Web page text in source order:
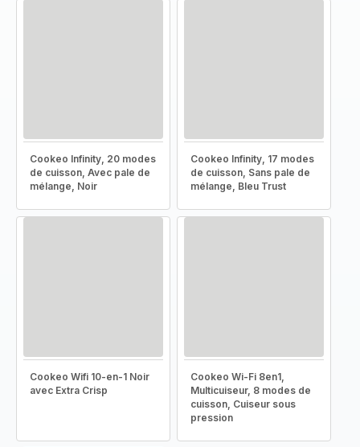
Cookeo Infinity, 20 modes
de cuisson, Avec pale de
mélange, Noir
Cookeo Infinity, 17 modes
de cuisson, Sans pale de
mélange, Bleu Trust
Cookeo Wifi 10-en-1 Noir
avec Extra Crisp
Cookeo Wi-Fi 8en1,
Multicuiseur, 8 modes de
cuisson, Cuiseur sous
pression